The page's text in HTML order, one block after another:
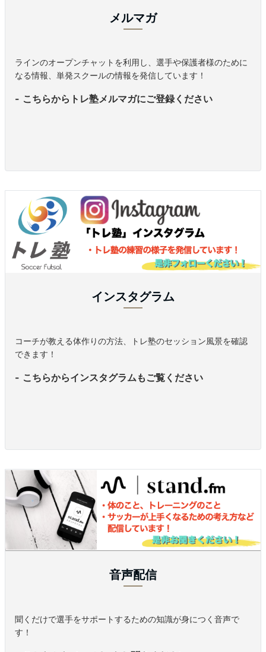
メルマガ
ラインのオープンチャットを利用し、選手や保護者様のために
なる情報、単発スクールの情報を発信しています！
こちらからトレ塾メルマガにご登録ください
インスタグラム
コーチが教える体作りの方法、トレ塾のセッション風景を確認
できます！
こちらからインスタグラムもご覧ください
音声配信
聞くだけで選手をサポートするための知識が身につく音声で
す！